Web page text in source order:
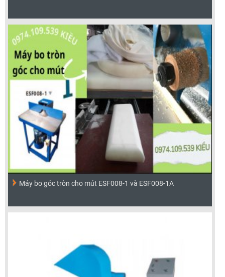
Máy bo góc tròn cho mút ESF008-1 và ESF008-1A